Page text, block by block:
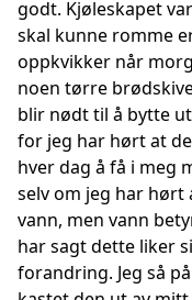
godt. Kjøleskapet
skal kunne romme
oppkvikker når
noen tørre
blir nødt til å bytte
for jeg har hørt at
hver dag å få i meg
selv om jeg har hørt
vann, men vann
har sagt dette liker
forandring. Jeg så